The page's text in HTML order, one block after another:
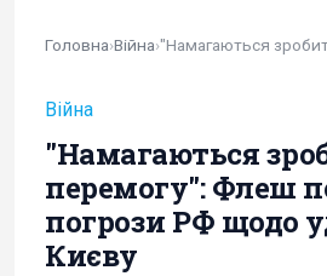
Головна›Війна›
Війна
"Намагаються
перемогу": Флеш
погрози РФ щодо
Києву